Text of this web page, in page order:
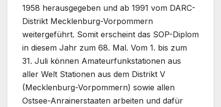
1958 herausgegeben und ab 1991 vom DARC-
Distrikt Mecklenburg-Vorpommern
weitergeführt. Somit erscheint das SOP-Diplom
in diesem Jahr zum 68. Mal. Vom 1. bis zum
31. Juli können Amateurfunkstationen aus
aller Welt Stationen aus dem Distrikt V
(Mecklenburg-Vorpommern) sowie allen
Ostsee-Anrainerstaaten arbeiten und dafür